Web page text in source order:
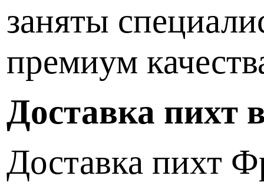
заняты
премиум
Доставка пихт
Доставка пихт